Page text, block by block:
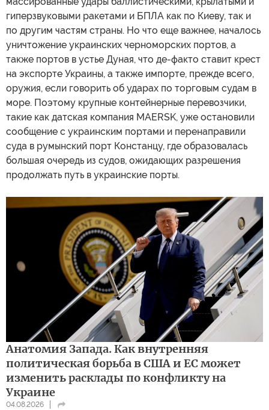
гиперзвуковыми ракетами и БПЛА как по Киеву, так и
по другим частям страны. Но что еще важнее, началось
уничтожение украинских черноморских портов, а
также портов в устье Дуная, что де-факто ставит крест
на экспорте Украины, а также импорте, прежде всего,
оружия, если говорить об ударах по торговым судам в
море. Поэтому крупные контейнерные перевозчики,
такие как датская компания MAERSK, уже остановили
сообщение с украинским портами и перенаправили
суда в румынский порт Констанцу, где образовалась
большая очередь из судов, ожидающих разрешения
продолжать путь в украинские порты.
Анатомия Запада. Как внутренняя
политическая борьба в США и ЕС может
изменить расклады по конфликту на
Украине
04.08.2026